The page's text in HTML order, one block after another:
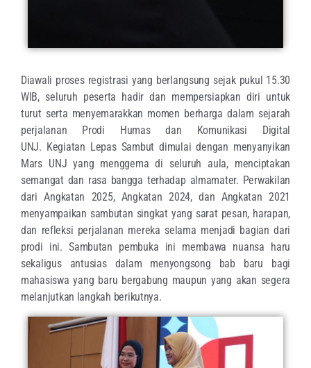
Diawali proses registrasi yang berlangsung sejak pukul 15.30
WIB, seluruh peserta hadir dan mempersiapkan diri untuk
turut serta menyemarakkan momen berharga dalam sejarah
perjalanan Prodi Humas dan Komunikasi Digital
UNJ. Kegiatan Lepas Sambut dimulai dengan menyanyikan
Mars UNJ yang menggema di seluruh aula, menciptakan
semangat dan rasa bangga terhadap almamater. Perwakilan
dari Angkatan 2025, Angkatan 2024, dan Angkatan 2021
menyampaikan sambutan singkat yang sarat pesan, harapan,
dan refleksi perjalanan mereka selama menjadi bagian dari
prodi ini. Sambutan pembuka ini membawa nuansa haru
sekaligus antusias dalam menyongsong bab baru bagi
mahasiswa yang baru bergabung maupun yang akan segera
melanjutkan langkah berikutnya.